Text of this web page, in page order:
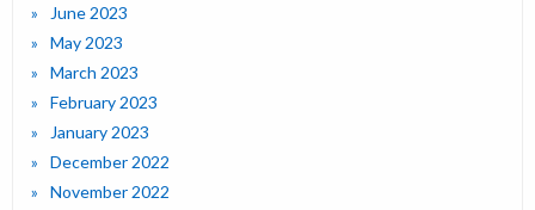
June 2023
May 2023
March 2023
February 2023
January 2023
December 2022
November 2022